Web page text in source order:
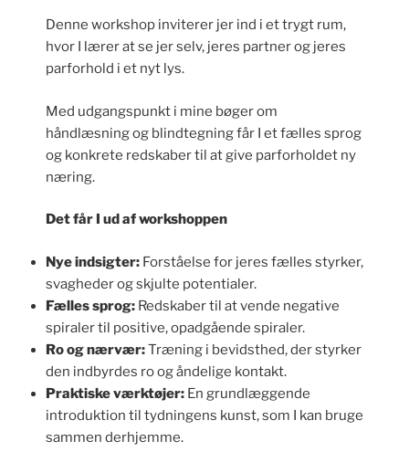
Denne workshop inviterer jer ind i et trygt rum,
hvor I lærer at se jer selv, jeres partner og jeres
parforhold i et nyt lys.
Med udgangspunkt i mine bøger om
håndlæsning og blindtegning får I et fælles sprog
og konkrete redskaber til at give parforholdet ny
næring.
Det får I ud af workshoppen
Nye indsigter: Forståelse for jeres fælles styrker,
svagheder og skjulte potentialer.
Fælles sprog: Redskaber til at vende negative
spiraler til positive, opadgående spiraler.
Ro og nærvær:Træning i bevidsthed, der styrker
den indbyrdes ro og åndelige kontakt.
Praktiske værktøjer: En grundlæggende
introduktion til tydningens kunst, som I kan bruge
sammen derhjemme.